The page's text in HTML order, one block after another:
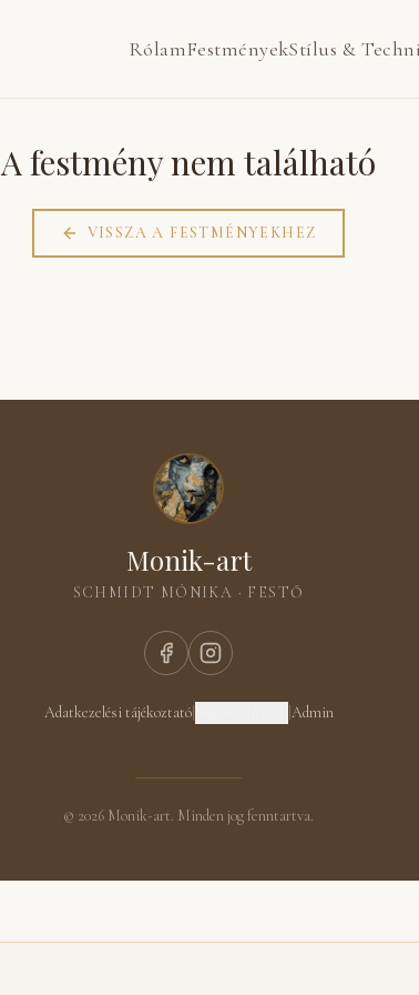
RólamFestményekStílus &
A festmény nem található
VISSZA A FESTMÉNYEKHEZ
Monik-art
SCHMIDT MÓNIKA · FESTŐ
Adatkezelési tájékoztató| Admin
© 2026 Monik-art. Minden jog fenntartva.